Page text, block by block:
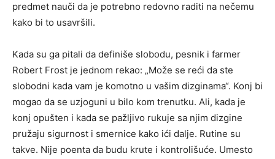
predmet nauči da je potrebno redovno raditi na nečemu
kako bi to usavršili.
Kada su ga pitali da definiše slobodu, pesnik i farmer
Robert Frost je jednom rekao: „Može se reći da ste
slobodni kada vam je komotno u vašim dizginama“. Konj bi
mogao da se uzjoguni u bilo kom trenutku. Ali, kada je
konj opušten i kada se pažljivo rukuje sa njim dizgine
pružaju sigurnost i smernice kako ići dalje. Rutine su
takve. Nije poenta da budu krute i kontrolišuće. Umesto